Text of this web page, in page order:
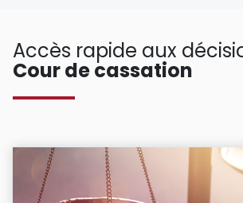
Accès rapide aux
Cour de cassation